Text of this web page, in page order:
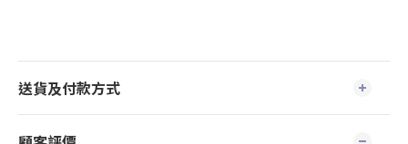
送貨及付款方式